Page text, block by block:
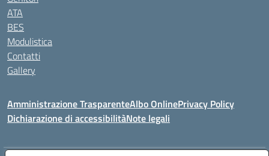
ATA
BES
Modulistica
Contatti
Gallery
Amministrazione TrasparenteAlbo OnlinePrivacy Policy
Dichiarazione di accessibilitàNote legali